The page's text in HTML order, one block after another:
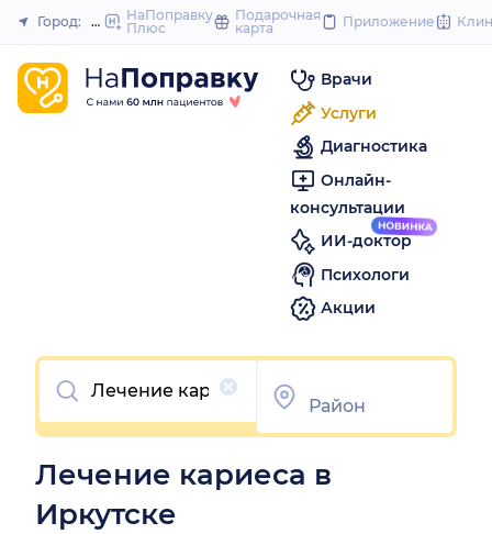
to
Закрыть
Город: ИркутскНаПоправку
Плюс
Подарочная
карта
Приложение
Врачи
Услуги
Диагностика
Онлайн-
консультации
ИИ-доктор
Психологи
Акции
Очистить
Лечение кариеса в
Иркутске